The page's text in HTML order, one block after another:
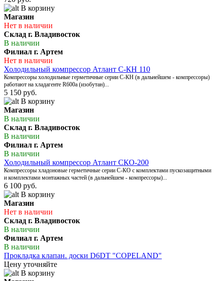
В корзину
Магазин
Нет в наличии
Склад г. Владивосток
В наличии
Филиал г. Артем
Нет в наличии
Холодильный компрессор Атлант С-КН 110
Компрессоры холодильные герметичные серии С-КН (в дальнейшем - компрессоры)
работают на хладагенте R600a (изобутан)...
5 150 руб.
В корзину
Магазин
В наличии
Склад г. Владивосток
В наличии
Филиал г. Артем
В наличии
Холодильный компрессор Атлант СКО-200
Компрессоры хладоновые герметичные серии С-КО с комплектами пускозащитными
и комплектами монтажных частей (в дальнейшем - компрессоры)...
6 100 руб.
В корзину
Магазин
Нет в наличии
Склад г. Владивосток
В наличии
Филиал г. Артем
В наличии
Прокладка клапан. доски D6DT "COPELAND"
Цену уточняйте
В корзину